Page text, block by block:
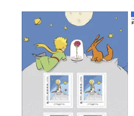
Prix 7,50€